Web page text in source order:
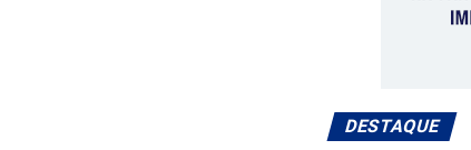
DESTAQUE